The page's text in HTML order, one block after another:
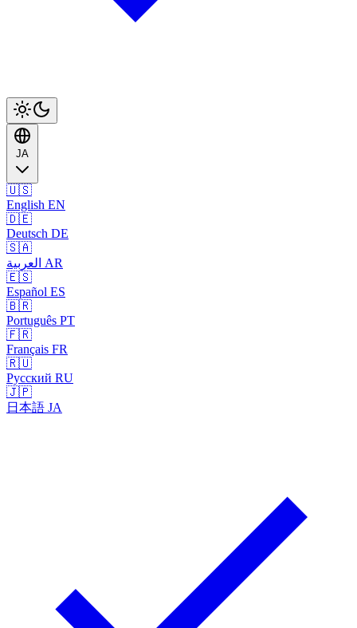
JA
🇺🇸
English EN
🇩🇪
Deutsch DE
🇸🇦
العربية AR
🇪🇸
Español ES
🇧🇷
Português PT
🇫🇷
Français FR
🇷🇺
Русский RU
🇯🇵
日本語 JA